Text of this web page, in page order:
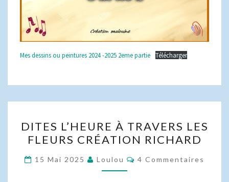
Mes dessins ou peintures 2024 -2025 2eme partie Télécharger
L’HEURE
À
TRAVERS
LES
DITES L’HEURE À TRAVERS LES
FLEURS CRÉATION RICHARD
15 Mai 2025 Loulou Commentaires
4 Commentaires